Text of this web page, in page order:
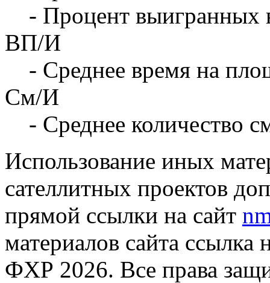
- Процент выигранных
ВП/И
- Среднее время на
См/И
- Среднее количество
Использование иных
сателлитных проектов
прямой ссылки на сайт
материалов сайта ссылка
ФХР 2026. Все права